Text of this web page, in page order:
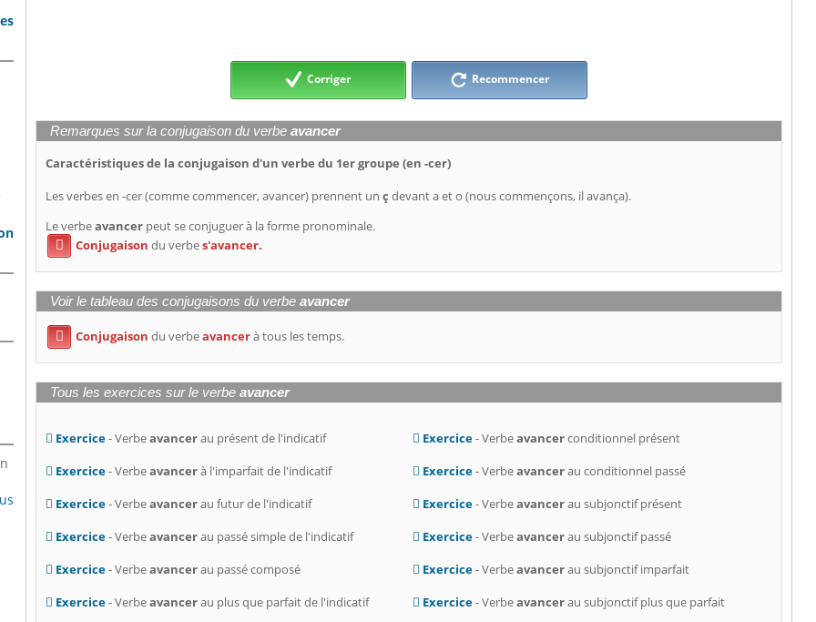
Corriger Recommencer
Remarques sur la conjugaison du verbeavancer
Caractéristiques de la conjugaison d'un verbe du 1er groupe (en -cer)
Les verbes en -cer (comme commencer, avancer) prennent unç devant a et o (nous commençons, il avança).
Le verbeavancer peut se conjuguer à la forme pronominale.
 Conjugaison du verbes'avancer.
Voir le tableau des conjugaisons du verbeavancer
 Conjugaison du verbeavancerà tous les temps.
Tous les exercices sur le verbeavancer
Exercice- Verbeavancerau présent de l'indicatif
Exercice- Verbeavancerà l'imparfait de l'indicatif
Exercice- Verbeavancerau futur de l'indicatif
Exercice- Verbeavancerau passé simple de l'indicatif
Exercice- Verbeavancerau passé composé
Exercice- Verbeavancerau plus que parfait de l'indicatif
Exercice- Verbeavancerconditionnel présent
Exercice- Verbeavancerau conditionnel passé
Exercice- Verbeavancerau subjonctif présent
Exercice- Verbeavancerau subjonctif passé
Exercice- Verbeavancerau subjonctif imparfait
Exercice- Verbeavancerau subjonctif plus que parfait